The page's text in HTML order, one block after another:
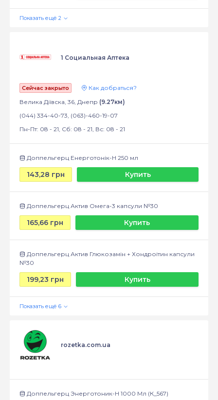
1 Социальная Аптека
Сейчас закрыто
Как добраться?
Велика Діївска, 36, Днепр (9.27км)
(044) 334-40-73, (063)-460-19-07
Пн-Пт: 08 - 21, Сб: 08 - 21, Вс: 08 - 21
Доппельгерц Енерготонік-Н 250 мл
143,28 грн Купить
Доппельгерц Актив Омега-3 капсули №30
165,66 грн Купить
Доппельгерц Актив Глюкозамін + Хондроітин капсули
№30
199,23 грн Купить
rozetka.com.ua
Доппельгерц Энерготоник-H 1000 Мл (К_567)